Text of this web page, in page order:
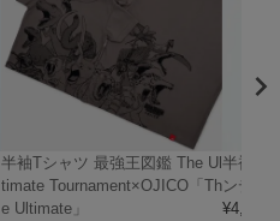
半袖Tシャツ 最強王図鑑 The Ul
timate Tournament×OJICO「Th
e Ultimate」
半袖T
ンディ
¥4,400